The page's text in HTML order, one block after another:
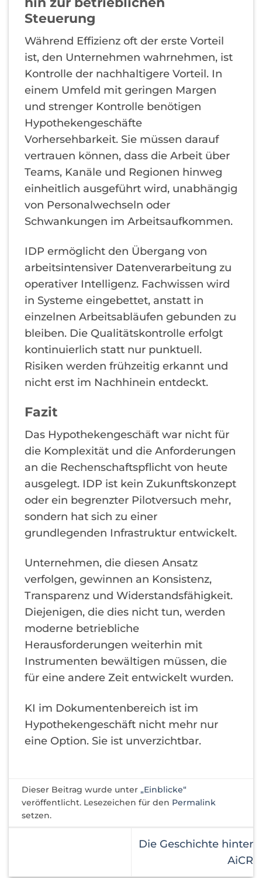
Steuerung
Während Effizienz oft der erste Vorteil
ist, den Unternehmen wahrnehmen, ist
Kontrolle der nachhaltigere Vorteil. In
einem Umfeld mit geringen Margen
und strenger Kontrolle benötigen
Hypothekengeschäfte
Vorhersehbarkeit. Sie müssen darauf
vertrauen können, dass die Arbeit über
Teams, Kanäle und Regionen hinweg
einheitlich ausgeführt wird, unabhängig
von Personalwechseln oder
Schwankungen im Arbeitsaufkommen.
IDP ermöglicht den Übergang von
arbeitsintensiver Datenverarbeitung zu
operativer Intelligenz. Fachwissen wird
in Systeme eingebettet, anstatt in
einzelnen Arbeitsabläufen gebunden zu
bleiben. Die Qualitätskontrolle erfolgt
kontinuierlich statt nur punktuell.
Risiken werden frühzeitig erkannt und
nicht erst im Nachhinein entdeckt.
Fazit
Das Hypothekengeschäft war nicht für
die Komplexität und die Anforderungen
an die Rechenschaftspflicht von heute
ausgelegt. IDP ist kein Zukunftskonzept
oder ein begrenzter Pilotversuch mehr,
sondern hat sich zu einer
grundlegenden Infrastruktur entwickelt.
Unternehmen, die diesen Ansatz
verfolgen, gewinnen an Konsistenz,
Transparenz und Widerstandsfähigkeit.
Diejenigen, die dies nicht tun, werden
moderne betriebliche
Herausforderungen weiterhin mit
Instrumenten bewältigen müssen, die
für eine andere Zeit entwickelt wurden.
KI im Dokumentenbereich ist im
Hypothekengeschäft nicht mehr nur
eine Option. Sie ist unverzichtbar.
Dieser Beitrag wurde unter „Einblicke“
veröffentlicht. Lesezeichen für den Permalink
setzen.
Die Geschichte hinter
AiCR